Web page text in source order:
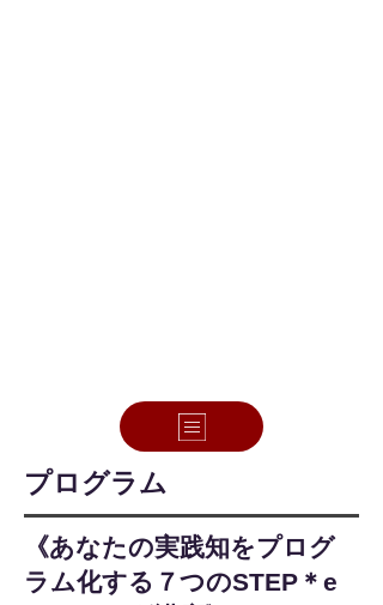
​プログラム
​《あなたの実践知をプログ
ラム化する７つのSTEP＊e